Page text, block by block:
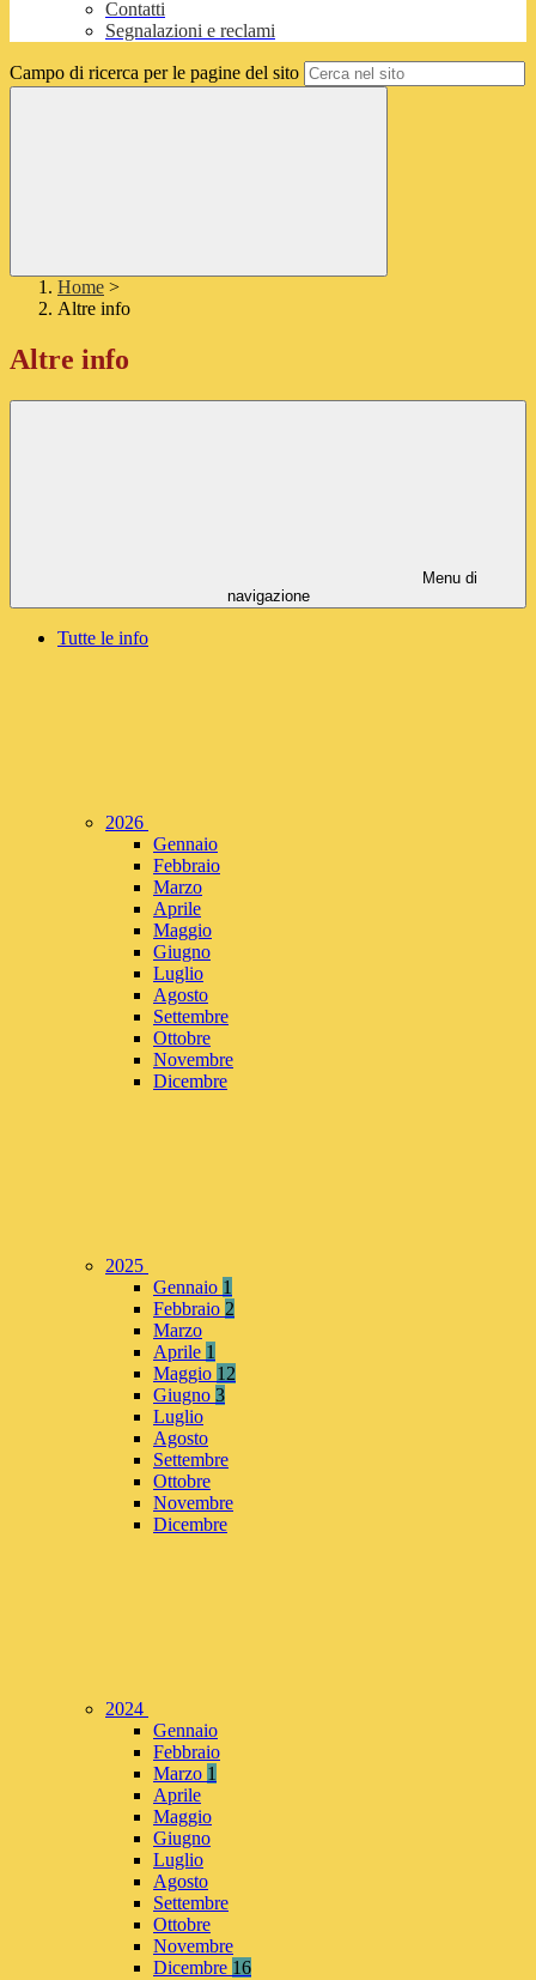
Contatti
Segnalazioni e reclami
Campo di ricerca per le pagine del sito
Home >
Altre info
Altre info
Menu di
navigazione
Tutte le info
2026
Gennaio
Febbraio
Marzo
Aprile
Maggio
Giugno
Luglio
Agosto
Settembre
Ottobre
Novembre
Dicembre
2025
Gennaio 1
Febbraio 2
Marzo
Aprile 1
Maggio 12
Giugno 3
Luglio
Agosto
Settembre
Ottobre
Novembre
Dicembre
2024
Gennaio
Febbraio
Marzo 1
Aprile
Maggio
Giugno
Luglio
Agosto
Settembre
Ottobre
Novembre
Dicembre 16